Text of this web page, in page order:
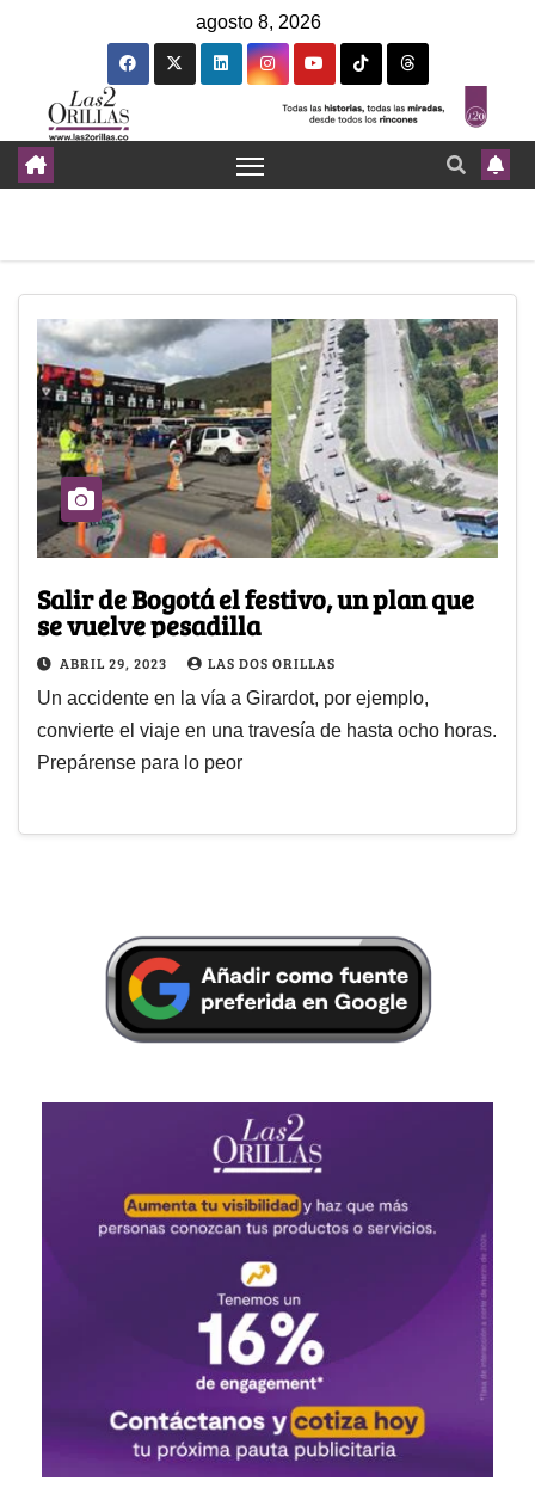
agosto 8, 2026
Salir de Bogotá el festivo, un plan que
se vuelve pesadilla
ABRIL 29, 2023 LAS DOS ORILLAS
Un accidente en la vía a Girardot, por ejemplo,
convierte el viaje en una travesía de hasta ocho horas.
Prepárense para lo peor